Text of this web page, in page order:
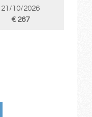
21/10/2026
€ 267